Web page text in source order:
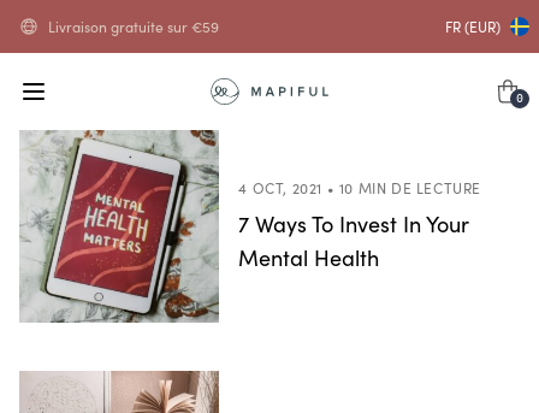
Livraison gratuite sur€59 FR (EUR)
0
4 OCT, 2021 • 10 MIN DE LECTURE
7 Ways To Invest In Your
Mental Health